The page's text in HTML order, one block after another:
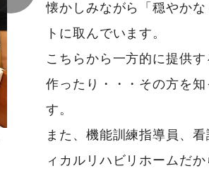
懐かしみながら「穏やか
トに取んでいます。
こちらから一方的に提供
作ったり・・・その方を
す。
また、機能訓練指導員、
ィカルリハビリホームだ